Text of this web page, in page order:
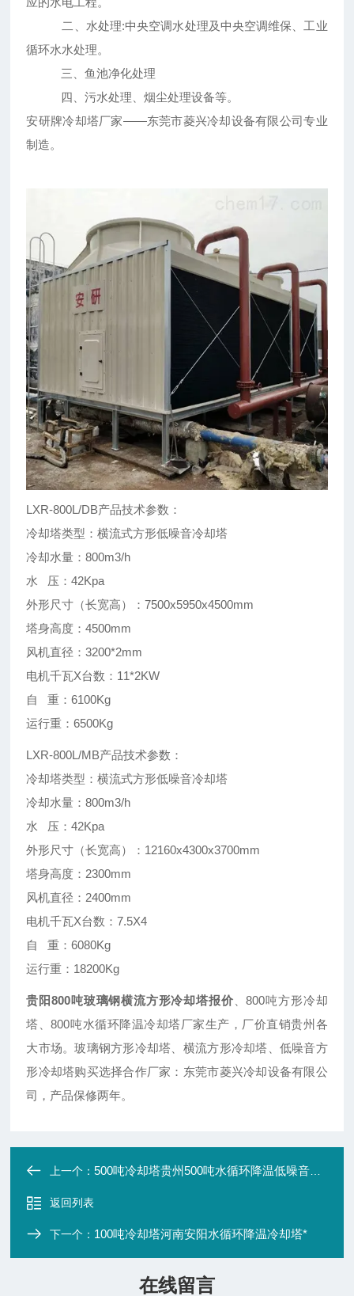
二、水处理:中央空调水处理及中央空调维保、工业
循环水水处理。
三、鱼池净化处理
四、污水处理、烟尘处理设备等。
安研牌冷却塔厂家——东莞市菱兴冷却设备有限公司专业
制造。
LXR-800L/DB产品技术参数：
冷却塔类型：横流式方形低噪音冷却塔
冷却水量：800m3/h
水 压：42Kpa
外形尺寸（长宽高）：7500x5950x4500mm
塔身高度：4500mm
风机直径：3200*2mm
电机千瓦X台数：11*2KW
自 重：6100Kg
运行重：6500Kg
LXR-800L/MB产品技术参数：
冷却塔类型：横流式方形低噪音冷却塔
冷却水量：800m3/h
水 压：42Kpa
外形尺寸（长宽高）：12160x4300x3700mm
塔身高度：2300mm
风机直径：2400mm
电机千瓦X台数：7.5X4
自 重：6080Kg
运行重：18200Kg
贵阳800吨玻璃钢横流方形冷却塔报价 、800吨方形冷却
塔、800吨水循环降温冷却塔厂家生产，厂价直销贵州各
大市场。玻璃钢方形冷却塔、横流方形冷却塔、低噪音方
形冷却塔购买选择合作厂家：东莞市菱兴冷却设备有限公
司，产品保修两年。
上一个：500吨冷却塔贵州500吨水循环降温低噪音方形冷却塔厂家
返回列表
下一个： 100吨冷却塔河南安阳水循环降温冷却塔*
在线留言